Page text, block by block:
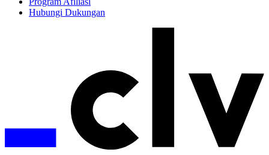
Hubungi Dukungan